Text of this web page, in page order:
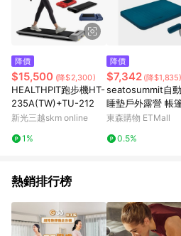
降價
$15,500 (降$2,300)
HEALTHPIT跑步機HT-
235A(TW)+TU-212
新光三越skm online
1%
降價
$7,342 (降$1,835)
seatosummit自
睡墊戶外露營 帳
防潮墊地墊加厚墊
東森購物 ETMall
0.5%
熱銷排行榜